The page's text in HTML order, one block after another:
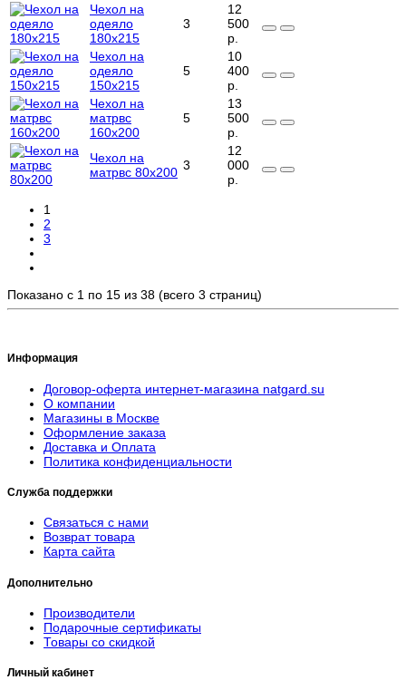
Чехол на
одеяло
180x215
3
12
500
р.
Чехол на
одеяло
150x215
5
10
400
р.
Чехол на
матрвс
160x200
5
13
500
р.
Чехол на
матрвс 80x200 3
12
000
р.
1
2
3
Показано с 1 по 15 из 38 (всего 3 страниц)
Информация
Договор-оферта интернет-магазина natgard.su
О компании
Магазины в Москве
Оформление заказа
Доставка и Оплата
Политика конфиденциальности
Служба поддержки
Связаться с нами
Возврат товара
Карта сайта
Дополнительно
Производители
Подарочные сертификаты
Товары со скидкой
Личный кабинет